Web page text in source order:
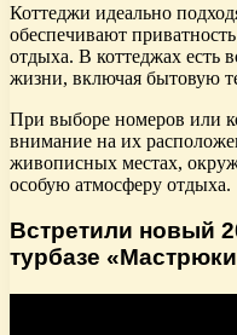
Коттеджи идеально
обеспечивают
отдыха. В коттеджах есть
жизни, включая бытовую
При выборе номеров или
внимание на их
живописных местах,
особую атмосферу отдыха.
Встретили новый
турбазе